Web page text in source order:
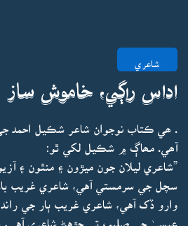
شاعري
اداس راڳي، خاموش ساز
. ھي ڪتاب نوجوان شاعر شڪيل احمد
آھي. مھاڳ ۾ شڪيل لکي ٿو:
”شاعري ليلان جون ميڙون ۽ منٿون ۽
سچل جي سرمستي آهي، شاعري غريب
وارو ڏک آهي، شاعري غريب ٻار جي
عيسيٰ جي صليب تي چڙهڻ شاعري آهي،